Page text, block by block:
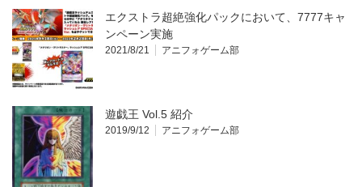
エクストラ超絶強化パックにおいて、7777キャ
ンペーン実施
2021/8/21 アニフォゲーム部
遊戯王 Vol.5 紹介
2019/9/12 アニフォゲーム部